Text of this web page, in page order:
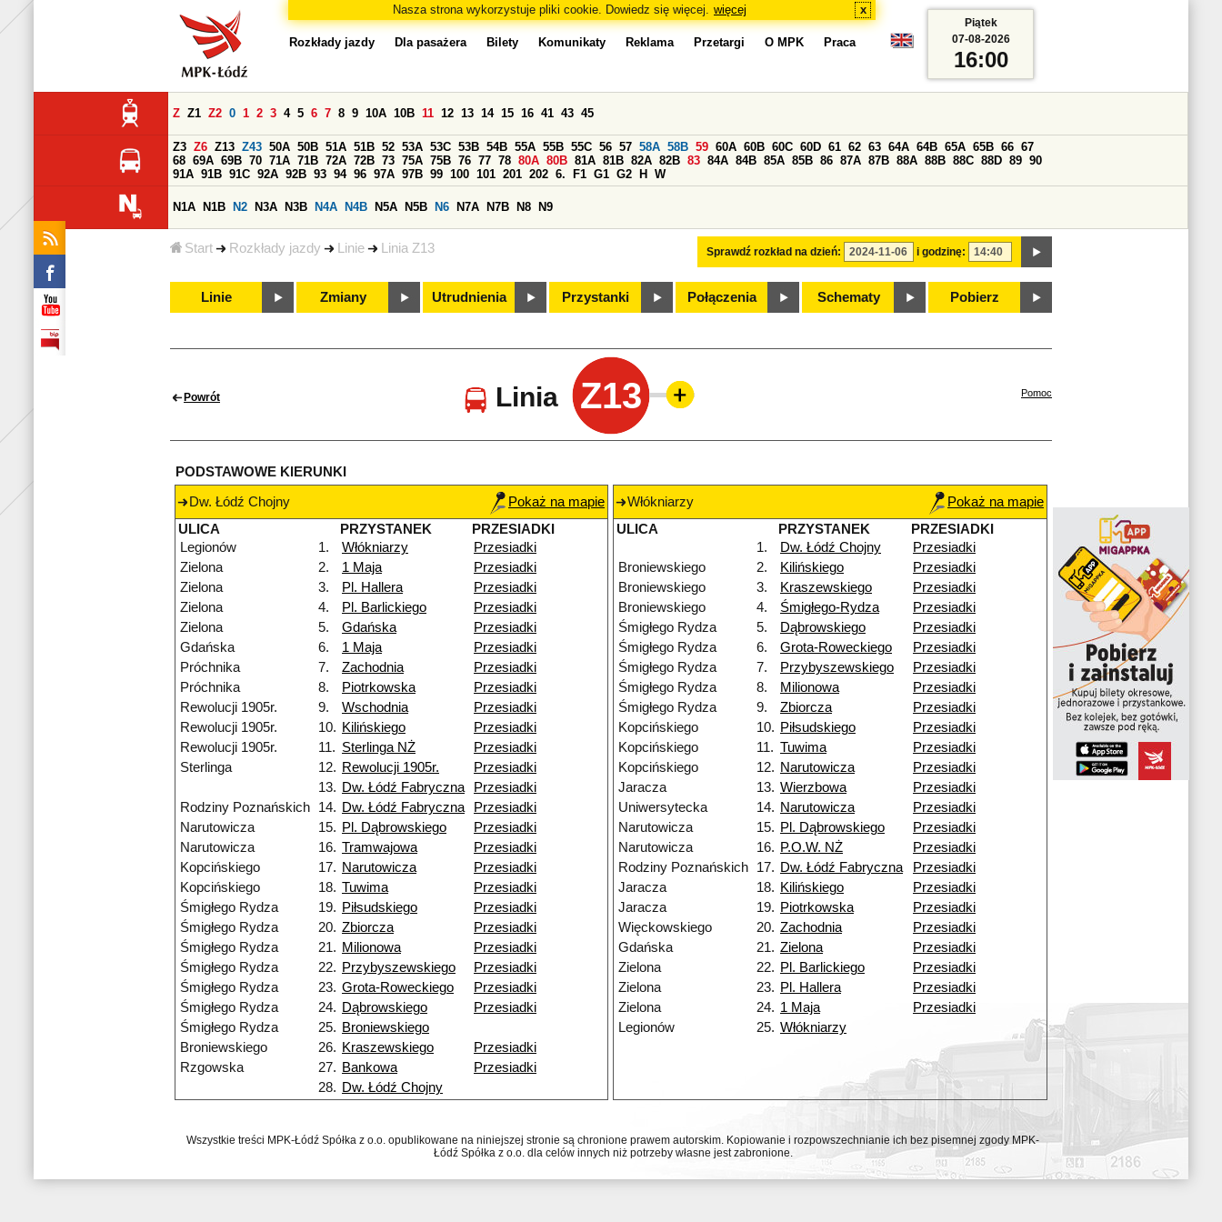
Nasza strona wykorzystuje pliki cookie. Dowiedz się więcej. więcej x
Start Rozkłady jazdy Linie Linia Z13
Rozkłady jazdy Dla pasażera Bilety Komunikaty Reklama Przetargi O MPK Praca
Sprawdź rozkład na dzień: i godzinę:
Z Z1 Z2 0 1 2 3 4 5 6 7 8 9 10A 10B 11 12 13 14 15 16 41 43 45
Z3 Z6 Z13 Z43 50A 50B 51A 51B 52 53A 53C 53B 54B 55A 55B 55C 56 57 58A 58B 59 60A 60B 60C 60D 61 62 63 64A 64B 65A 65B 66 67
68 69A 69B 70 71A 71B 72A 72B 73 75A 75B 76 77 78 80A 80B 81A 81B 82A 82B 83 84A 84B 85A 85B 86 87A 87B 88A 88B 88C 88D 89 90
91A 91B 91C 92A 92B 93 94 96 97A 97B 99 100 101 201 202 6. F1 G1 G2 H W
N1A N1B N2 N3A N3B N4A N4B N5A N5B N6 N7A N7B N8 N9
Linie Zmiany Utrudnienia Przystanki Połączenia Schematy Pobierz
Piątek
07-08-2026
16:00
Powrót Linia Z13 Pomoc
PODSTAWOWE KIERUNKI
Dw. Łódź Chojny
Pokaż na mapie
ULICA
PRZYSTANEK
PRZESIADKI
Legionów
1. Włókniarzy
Przesiadki
Zielona
2. 1 Maja
Przesiadki
Zielona
3. Pl. Hallera
Przesiadki
Zielona
4. Pl. Barlickiego
Przesiadki
Zielona
5. Gdańska
Przesiadki
Gdańska
6. 1 Maja
Przesiadki
Próchnika
7. Zachodnia
Przesiadki
Próchnika
8. Piotrkowska
Przesiadki
Rewolucji 1905r.
9. Wschodnia
Przesiadki
Rewolucji 1905r.
10. Kilińskiego
Przesiadki
Rewolucji 1905r.
11. Sterlinga NŻ
Przesiadki
Sterlinga
12. Rewolucji 1905r.
Przesiadki
13. Dw. Łódź Fabryczna
Przesiadki
Rodziny Poznańskich
14. Dw. Łódź Fabryczna
Przesiadki
Narutowicza
15. Pl. Dąbrowskiego
Przesiadki
Narutowicza
16. Tramwajowa
Przesiadki
Kopcińskiego
17. Narutowicza
Przesiadki
Kopcińskiego
18. Tuwima
Przesiadki
Śmigłego Rydza
19. Piłsudskiego
Przesiadki
Śmigłego Rydza
20. Zbiorcza
Przesiadki
Śmigłego Rydza
21. Milionowa
Przesiadki
Śmigłego Rydza
22. Przybyszewskiego
Przesiadki
Śmigłego Rydza
23. Grota-Roweckiego
Przesiadki
Śmigłego Rydza
24. Dąbrowskiego
Przesiadki
Śmigłego Rydza
25. Broniewskiego
Broniewskiego
26. Kraszewskiego
Przesiadki
Rzgowska
27. Bankowa
Przesiadki
28. Dw. Łódź Chojny
Włókniarzy
Pokaż na mapie
ULICA
PRZYSTANEK
PRZESIADKI
1.
Dw. Łódź Chojny
Przesiadki
Broniewskiego
2. Kilińskiego
Przesiadki
Broniewskiego
3. Kraszewskiego
Przesiadki
Broniewskiego
4. Śmigłego-Rydza
Przesiadki
Śmigłego Rydza
5. Dąbrowskiego
Przesiadki
Śmigłego Rydza
6. Grota-Roweckiego
Przesiadki
Śmigłego Rydza
7. Przybyszewskiego
Przesiadki
Śmigłego Rydza
8. Milionowa
Przesiadki
Śmigłego Rydza
9. Zbiorcza
Przesiadki
Kopcińskiego
10. Piłsudskiego
Przesiadki
Kopcińskiego
11. Tuwima
Przesiadki
Kopcińskiego
12. Narutowicza
Przesiadki
Jaracza
13. Wierzbowa
Przesiadki
Uniwersytecka
14. Narutowicza
Przesiadki
Narutowicza
15. Pl. Dąbrowskiego
Przesiadki
Narutowicza
16. P.O.W. NŻ
Przesiadki
Rodziny Poznańskich
17. Dw. Łódź Fabryczna
Przesiadki
Jaracza
18. Kilińskiego
Przesiadki
Jaracza
19. Piotrkowska
Przesiadki
Więckowskiego
20. Zachodnia
Przesiadki
Gdańska
21. Zielona
Przesiadki
Zielona
22. Pl. Barlickiego
Przesiadki
Zielona
23. Pl. Hallera
Przesiadki
Zielona
24. 1 Maja
Przesiadki
Legionów
25. Włókniarzy
Wszystkie treści MPK-Łódź Spółka z o.o. opublikowane na niniejszej stronie są chronione prawem autorskim. Kopiowanie i rozpowszechnianie ich bez pisemnej zgody MPK-
Łódź Spółka z o.o. dla celów innych niż potrzeby własne jest zabronione.